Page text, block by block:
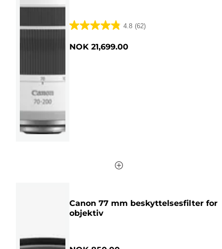
4.8 (62)
4.8
av
NOK 21,699.00
Canon 77 mm beskyttelsesfilter for
objektiv